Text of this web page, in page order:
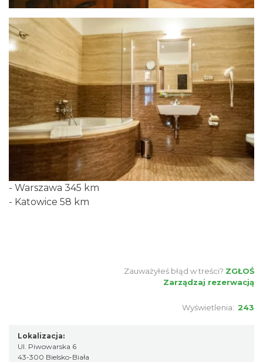
- Warszawa 345 km
- Katowice 58 km
Zauważyłeś błąd w treści? ZGŁOŚ
Zarządzaj rezerwacją
Wyświetlenia: 243
Lokalizacja:
Ul. Piwowarska 6
43-300 Bielsko-Biała